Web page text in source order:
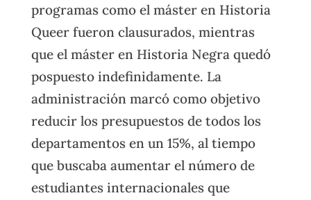
programas como el máster en Historia
Queer fueron clausurados, mientras
que el máster en Historia Negra quedó
pospuesto indefinidamente. La
administración marcó como objetivo
reducir los presupuestos de todos los
departamentos en un 15%, al tiempo
que buscaba aumentar el número de
estudiantes internacionales que